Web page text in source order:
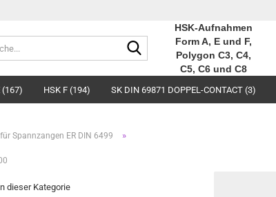
Suche...
HSK-Aufnahmen
Form A, E und F,
Polygon C3, C4,
C5, C6 und C8
(167) HSK F (194) SK DIN 69871 DOPPEL-CONTACT (3)
Spannzangen ER DIN 6499 »
dieser Kategorie